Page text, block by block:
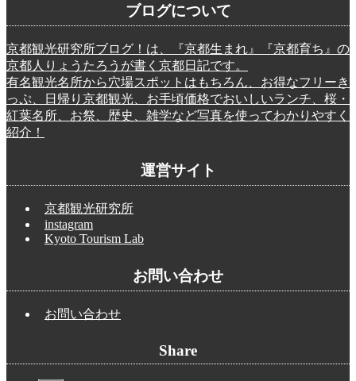
ブログについて
京都観光研究所ブログ！は、『京都生まれ』『京都育ち』の
京都人りょうたろうが書く京都日記です。
有名観光名所から穴場スポットはもちろん、お得なフリーき
っぷ、日帰り京都観光、お手頃価格でおいしいランチ、桜・
紅葉名所、お祭、歴史、雑学など写真を使ってわかりやすく
紹介！
運営サイト
京都観光研究所
instagram
Kyoto Tourism Lab
お問い合わせ
お問い合わせ
Share